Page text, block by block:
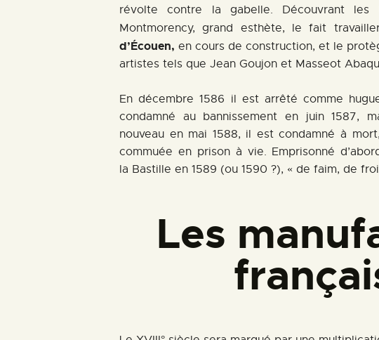
révolte contre la gabelle. Découvrant les
Montmorency, grand esthète, le fait
d’Écouen, en cours de construction, et le
artistes tels que Jean Goujon et Masseot
En décembre 1586 il est arrêté comme
condamné au bannissement en juin 1587,
nouveau en mai 1588, il est condamné à
commuée en prison à vie. Emprisonné
la Bastille en 1589 (ou 1590 ?), « de faim, de
Les